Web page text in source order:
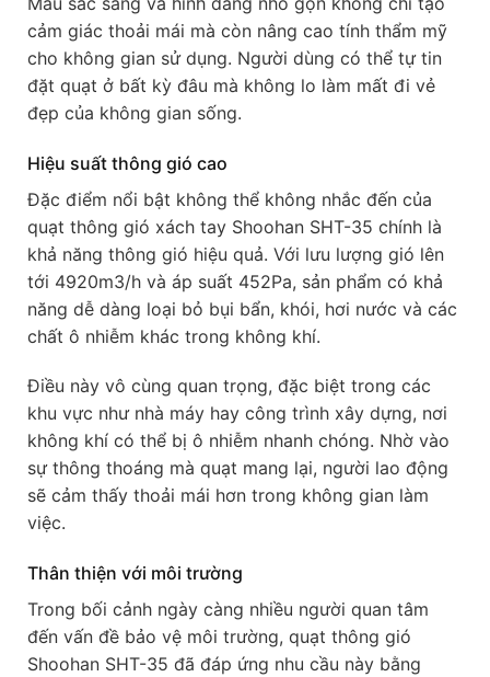
cảm giác thoải mái mà còn nâng cao tính thẩm mỹ
cho không gian sử dụng. Người dùng có thể tự tin
đặt quạt ở bất kỳ đâu mà không lo làm mất đi vẻ
đẹp của không gian sống.
Hiệu suất thông gió cao
Đặc điểm nổi bật không thể không nhắc đến của
quạt thông gió xách tay Shoohan SHT-35 chính là
khả năng thông gió hiệu quả. Với lưu lượng gió lên
tới 4920m3/h và áp suất 452Pa, sản phẩm có khả
năng dễ dàng loại bỏ bụi bẩn, khói, hơi nước và các
chất ô nhiễm khác trong không khí.
Điều này vô cùng quan trọng, đặc biệt trong các
khu vực như nhà máy hay công trình xây dựng, nơi
không khí có thể bị ô nhiễm nhanh chóng. Nhờ vào
sự thông thoáng mà quạt mang lại, người lao động
sẽ cảm thấy thoải mái hơn trong không gian làm
việc.
Thân thiện với môi trường
Trong bối cảnh ngày càng nhiều người quan tâm
đến vấn đề bảo vệ môi trường, quạt thông gió
Shoohan SHT-35 đã đáp ứng nhu cầu này bằng